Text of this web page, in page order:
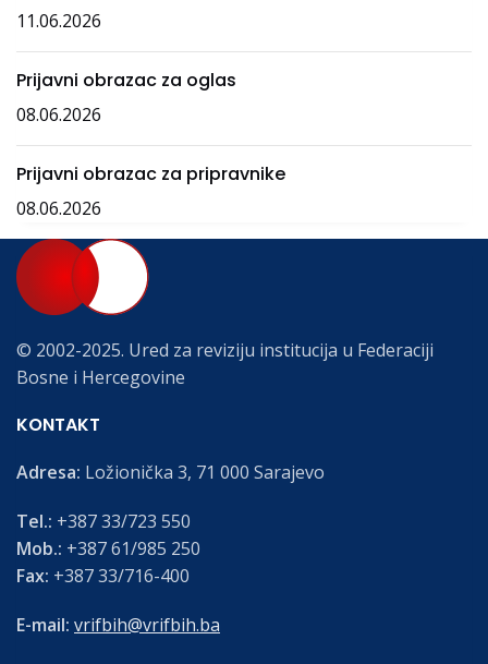
11.06.2026
Prijavni obrazac za oglas
08.06.2026
Prijavni obrazac za pripravnike
08.06.2026
© 2002-2025. Ured za reviziju institucija u Federaciji
Bosne i Hercegovine
KONTAKT
Adresa: Ložionička 3, 71 000 Sarajevo
Tel.: +387 33/723 550
Mob.: +387 61/985 250
Fax: +387 33/716-400
E-mail: vrifbih@vrifbih.ba